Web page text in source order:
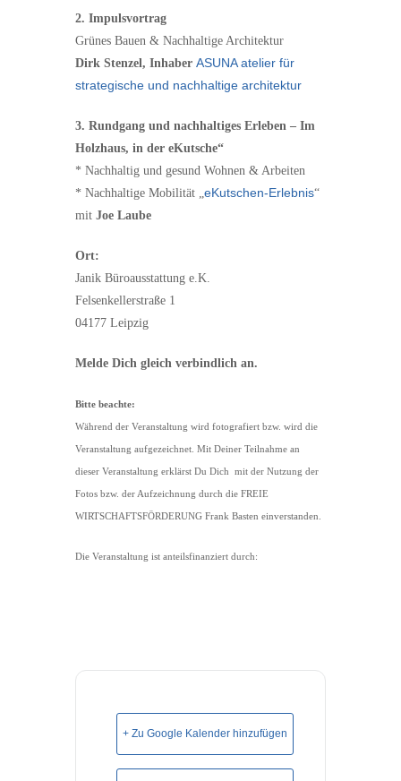
2. Impulsvortrag
Grünes Bauen & Nachhaltige Architektur
Dirk Stenzel, Inhaber ASUNA atelier für
strategische und nachhaltige architektur
3. Rundgang und nachhaltiges Erleben – Im
Holzhaus, in der eKutsche“
* Nachhaltig und gesund Wohnen & Arbeiten
* Nachhaltige Mobilität „ eKutschen-Erlebnis“
mit Joe Laube
Ort:
Janik Büroausstattung e.K.
Felsenkellerstraße 1
04177 Leipzig
Melde Dich gleich verbindlich an.
Bitte beachte:
Während der Veranstaltung wird fotografiert bzw. wird die
Veranstaltung aufgezeichnet. Mit Deiner Teilnahme an
dieser Veranstaltung erklärst Du Dich mit der Nutzung der
Fotos bzw. der Aufzeichnung durch die FREIE
WIRTSCHAFTSFÖRDERUNG Frank Basten einverstanden.
Die Veranstaltung ist anteilsfinanziert durch:
+ Zu Google Kalender hinzufügen